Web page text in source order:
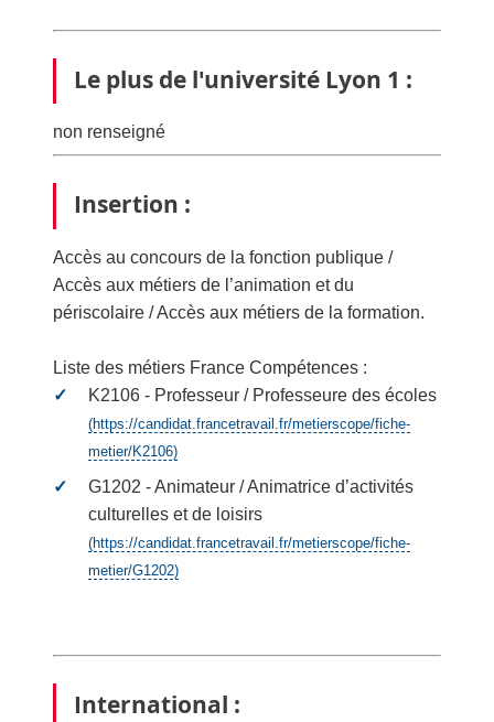
Le plus de l'université Lyon 1 :
non renseigné
Insertion :
Accès au concours de la fonction publique /
Accès aux métiers de l’animation et du
périscolaire / Accès aux métiers de la formation.
Liste des métiers France Compétences :
K2106 - Professeur / Professeure des écoles
(https://candidat.francetravail.fr/metierscope/fiche-
metier/K2106)
G1202 - Animateur / Animatrice d’activités
culturelles et de loisirs
(https://candidat.francetravail.fr/metierscope/fiche-
metier/G1202)
International :